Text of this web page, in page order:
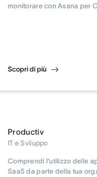
monitorare con Asana per
Scopri di più
Productiv
IT e Sviluppo
Comprendi l'utilizzo delle
SaaS da parte della tua